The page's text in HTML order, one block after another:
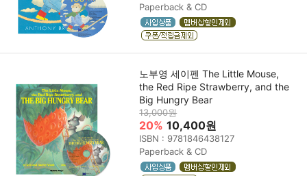
Paperback & CD
노부영 세이펜 The Little Mouse,
the Red Ripe Strawberry, and the
Big Hungry Bear
13,000원
20% 10,400원
ISBN : 9781846438127
Paperback & CD